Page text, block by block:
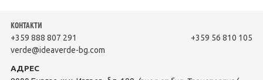
КОНТАКТИ
+359 888 807 291
+359 56 810 105
verde@ideaverde-bg.com
АДРЕС